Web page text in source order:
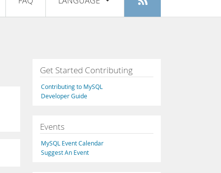
Register
Français
Italiano
Русский
Português
Get Started Contributing
Contributing to MySQL
Developer Guide
Events
MySQL Event Calendar
Suggest An Event